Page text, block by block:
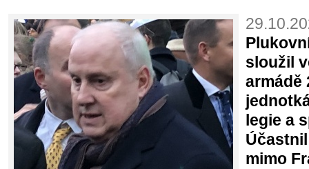
sloužil
armádě
legie a
mimo